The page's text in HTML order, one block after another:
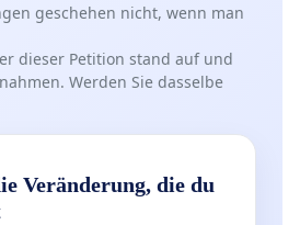
geschehen nicht, wenn man
dieser Petition stand auf und
Werden Sie dasselbe
Veränderung, die du